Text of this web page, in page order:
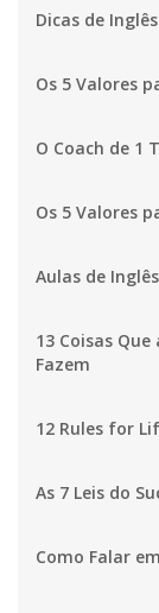
Dicas de Inglês
Os 5 Valores
O Coach de 1
Os 5 Valores
Aulas de
13 Coisas
Fazem
12 Rules for
As 7 Leis do
Como Falar